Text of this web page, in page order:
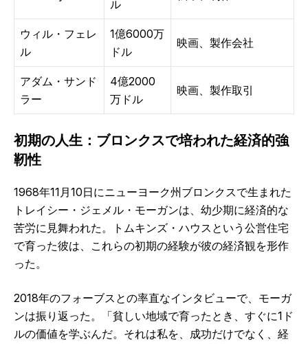
ル
ウィル・フェレ
ル
1億6000万
ドル
映画、製作会社
アダム・サンド
ラー
4億2000
万ドル
映画、製作取引
初期の人生：ブロンクスで培われた経済的強
靭性
1968年11月10日にニューヨーク州ブロンクスで生まれた
トレイシー・ジェメル・モーガンは、幼少期に経済的な
苦労に見舞われた。トムキンズ・ハウスという公営住宅
で育った彼は、これらの初期の経験が彼の経済観を形作
った。
2018年のフォーブスとの率直なインタビューで、モーガ
ンは振り返った。「貧しい地域で育ったとき、すぐに1ド
ルの価値を学ぶんだ。それは私を、成功だけでなく、経